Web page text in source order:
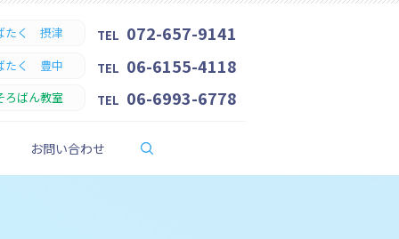
たく 摂津 TEL 072-657-9141
たく 豊中 TEL 06-6155-4118
ろばん教室 TEL 06-6993-6778
お問い合わせ